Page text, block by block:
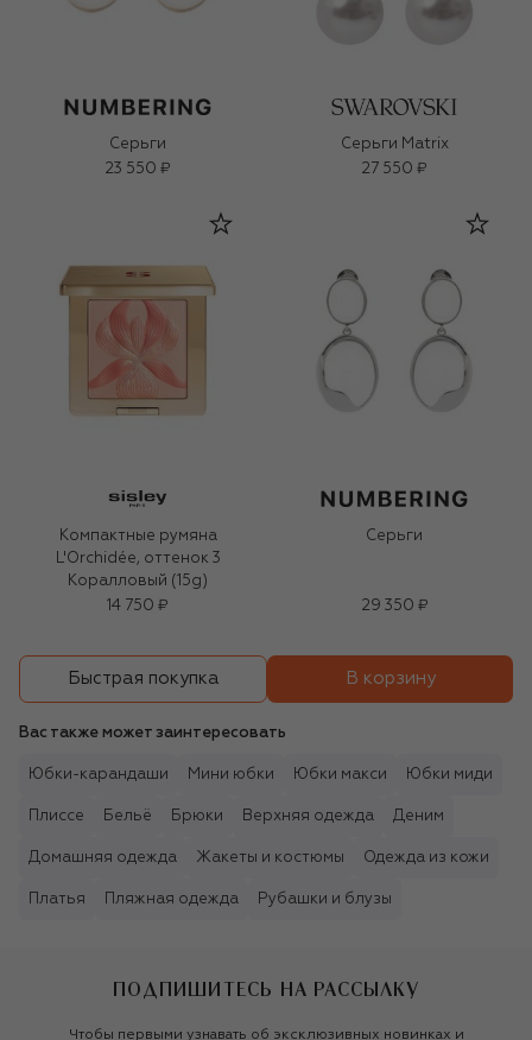
Серьги
23 550 ₽
Серьги Matrix
27 550 ₽
Компактные румяна
L'Orchidée, оттенок 3
Коралловый (15g)
14 750 ₽
Серьги
29 350 ₽
Быстрая покупка В корзину
Вас также может заинтересовать
Юбки-карандаши Мини юбки Юбки макси Юбки миди
Плиссе Бельё Брюки Верхняя одежда Деним
Домашняя одежда Жакеты и костюмы Одежда из кожи
Платья Пляжная одежда Рубашки и блузы
ПОДПИШИТЕСЬ НА РАССЫЛКУ
Чтобы первыми узнавать об эксклюзивных новинках и